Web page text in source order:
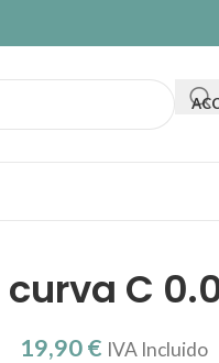
C
19,90€ IVA Incluido